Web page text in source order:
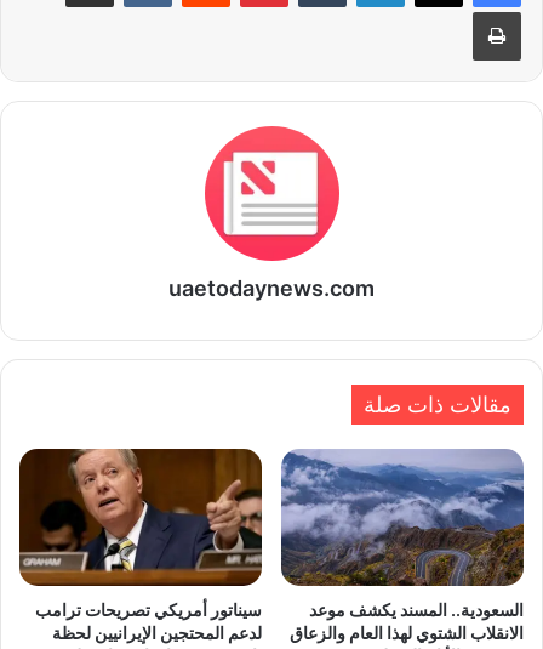
طباعة
uaetodaynews.com
مقالات ذات صلة
السعودية.. المسند يكشف موعد
الانقلاب الشتوي لهذا العام والزعاق
سيناتور أمريكي تصريحات ترامب
لدعم المحتجين الإيرانيين لحظة